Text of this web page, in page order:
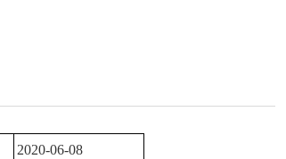
2020-06-08